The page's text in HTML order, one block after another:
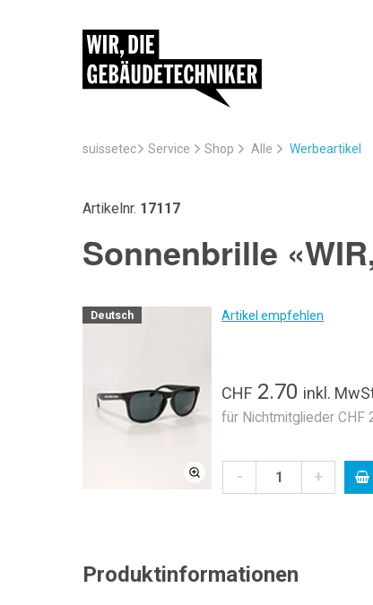
suissetec Service Shop Alle Werbeartikel
Artikelnr. 17117
Sonnenbrille
Deutsch Artikel empfehlen
CHF 2.70 inkl.
für Nichtmitglieder CHF
- +
Produktinformationen